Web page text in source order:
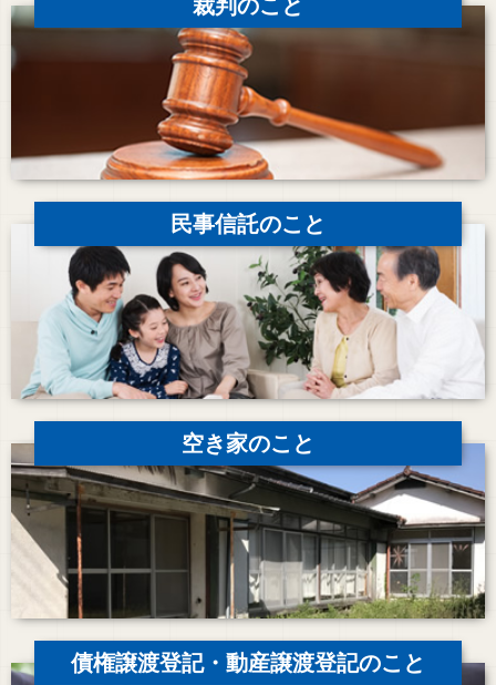
民事信託のこと
空き家のこと
債権譲渡登記・動産譲渡登記のこと